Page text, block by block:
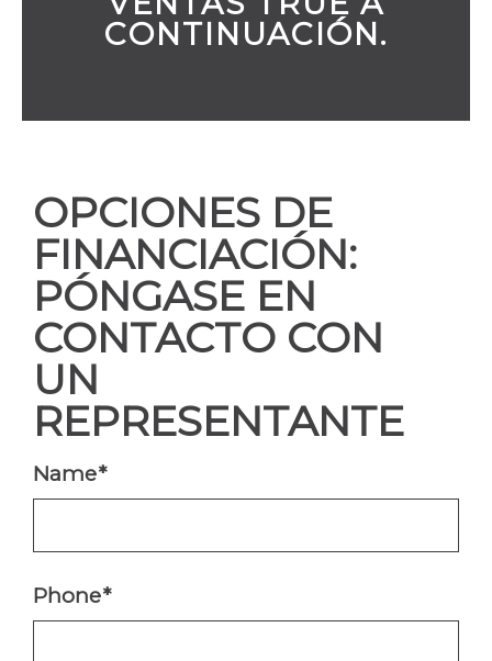
CONTINUACIÓN.
OPCIONES DE
FINANCIACIÓN:
PÓNGASE EN
CONTACTO CON
UN
REPRESENTANTE
Name*
Phone*